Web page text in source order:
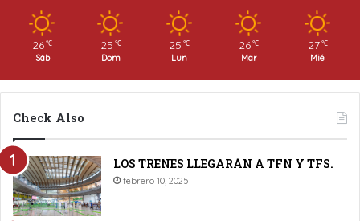
26 ℃
Sáb
25 ℃
Dom
25 ℃
Lun
26 ℃
Mar
27 ℃
Mié
Check Also
LOS TRENES LLEGARÁN A TFN Y TFS.
febrero 10, 2025